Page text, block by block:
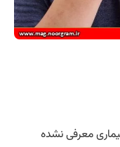
معرفی نشده